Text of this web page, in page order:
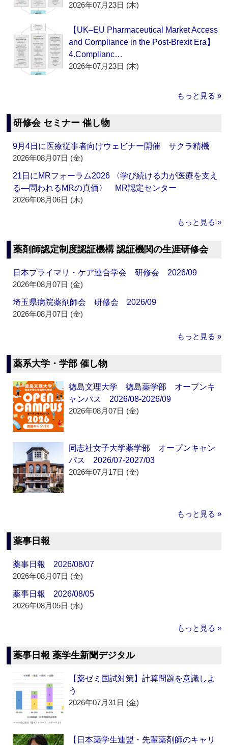
2026年07月23日 (木)
【UK–EU Pharmaceutical Market Access
and Compliance in the Post-Brexit Era】
4.Complianc…
2026年07月23日 (木)
もっと見る »
研修会 セミナー 催し物
9月4日に医療従事者向けウェビナー開催 サクラ精機
2026年08月07日 (金)
21日にMRフォーラム2026 〈学び続ける力が医療を支え
る―問われるMRの真価〉 MR認定センター
2026年08月06日 (木)
もっと見る »
薬剤師認定制度認証機構 認証機関の生涯研修会
日本プライマリ・ケア連合学会 研修会 2026/09
2026年08月07日 (金)
埼玉県病院薬剤師会 研修会 2026/09
2026年08月07日 (金)
もっと見る »
薬系大学・学部 催し物
徳島文理大学 徳島薬学部 オープンキ
ャンパス 2026/08-2026/09
2026年08月07日 (金)
同志社女子大学薬学部 オープンキャン
パス 2026/07-2027/03
2026年07月17日 (金)
もっと見る »
薬事日報
薬事日報 2026/08/07
2026年08月07日 (金)
薬事日報 2026/08/05
2026年08月05日 (水)
もっと見る »
薬事日報 薬学生新聞デジタル
【薬ゼミ国試対策】計算問題を意識しよ
う
2026年07月31日 (金)
【日本薬学生連盟・先輩薬剤師のキャリ